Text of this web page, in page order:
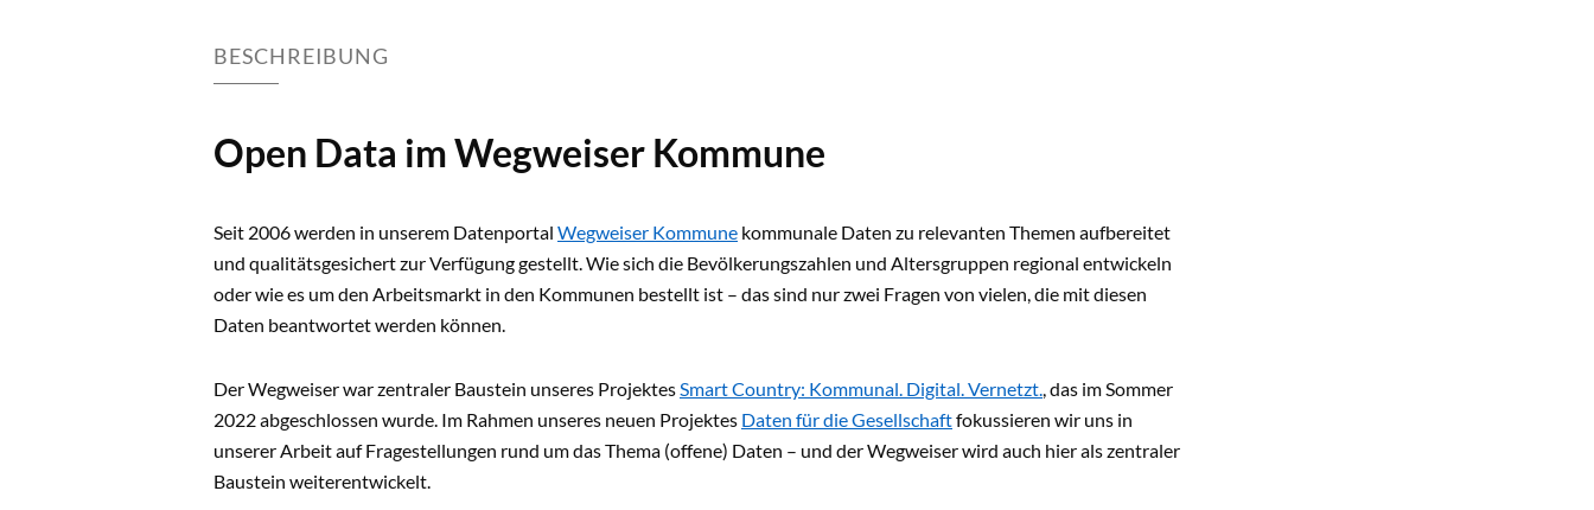
BESCHREIBUNG
Open Data im Wegweiser Kommune
Seit 2006 werden in unserem Datenportal Wegweiser Kommune kommunale Daten zu relevanten Themen aufbereitet
und qualitätsgesichert zur Verfügung gestellt. Wie sich die Bevölkerungszahlen und Altersgruppen regional entwickeln
oder wie es um den Arbeitsmarkt in den Kommunen bestellt ist – das sind nur zwei Fragen von vielen, die mit diesen
Daten beantwortet werden können.
Der Wegweiser war zentraler Baustein unseres ProjektesSmart Country: Kommunal. Digital. Vernetzt., das im Sommer
2022 abgeschlossen wurde. Im Rahmen unseres neuen Projektes Daten für die Gesellschaftfokussieren wir uns in
unserer Arbeit auf Fragestellungen rund um das Thema (offene) Daten – und der Wegweiser wird auch hier als zentraler
Baustein weiterentwickelt.